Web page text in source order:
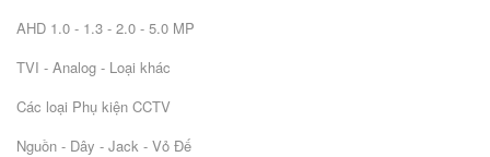
AHD 1.0 - 1.3 - 2.0 - 5.0 MP
TVI - Analog - Loại khác
Các loại Phụ kiện CCTV
Nguồn - Dây - Jack - Vỏ Đế